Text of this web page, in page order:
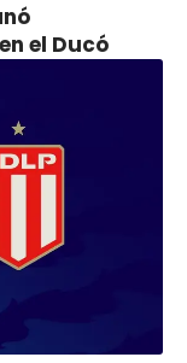
el Ducó